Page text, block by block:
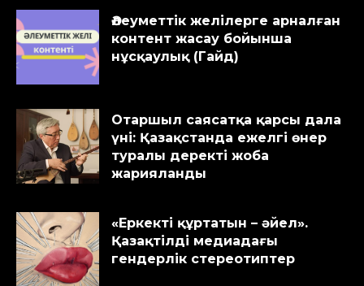
Әлеуметтік желілерге арналған
контент жасау бойынша
нұсқаулық (Гайд)
Отаршыл саясатқа қарсы дала
үні: Қазақстанда ежелгі өнер
туралы деректі жоба
жарияланды
«Еркекті құртатын – әйел».
Қазақтілді медиадағы
гендерлік стереотиптер